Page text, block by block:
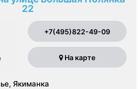
22
+7(495)822-49-09
На карте
Якиманка